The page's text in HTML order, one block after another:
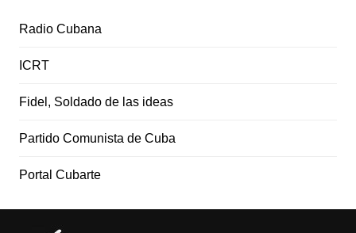
Radio Cubana
ICRT
Fidel, Soldado de las ideas
Partido Comunista de Cuba
Portal Cubarte